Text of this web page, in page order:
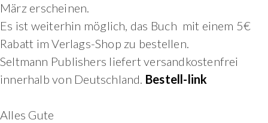
März erscheinen.
Es ist weiterhin möglich, das Buch mit einem 5€
Rabatt im Verlags-Shop zu bestellen.
Seltmann Publishers liefert versandkostenfrei
innerhalb von Deutschland. Bestell-link
Alles Gute